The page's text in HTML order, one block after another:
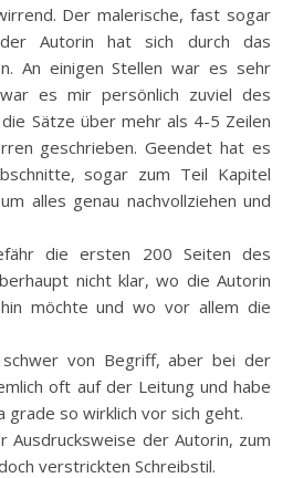
Der malerische, fast sogar
Autorin hat sich durch das
An einigen Stellen war es sehr
es mir persönlich zuviel des
Sätze über mehr als 4-5 Zeilen
geschrieben. Geendet hat es
sogar zum Teil Kapitel
alles genau nachvollziehen und
die ersten 200 Seiten des
nicht klar, wo die Autorin
möchte und wo vor allem die
schwer von Begriff, aber bei der
oft auf der Leitung und habe
grade so wirklich vor sich geht.
Ausdrucksweise der Autorin, zum
verstrickten Schreibstil.